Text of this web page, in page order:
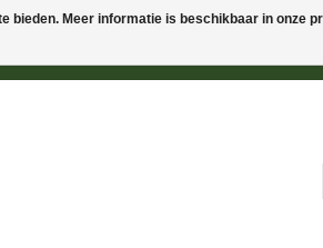
Meer informatie is beschikbaar in onze